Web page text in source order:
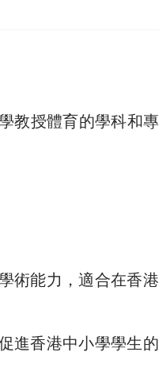
教授體育的學科和
術能力，適合在香
香港中小學學生的